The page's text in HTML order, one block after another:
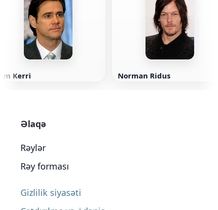
Kerri Norman Ridus
Əlaqə
Rəylər
Rəy forması
Gizlilik siyasəti